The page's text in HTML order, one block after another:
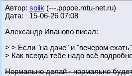
Автор: solik (---.pppoe.mtu-net.ru)
Дата: 15-06-26 07:08
Александр Иваново писал:
> > Если "на даче" и "вечером
> Как всегда тебе надо всё
Нормально делай - нормально